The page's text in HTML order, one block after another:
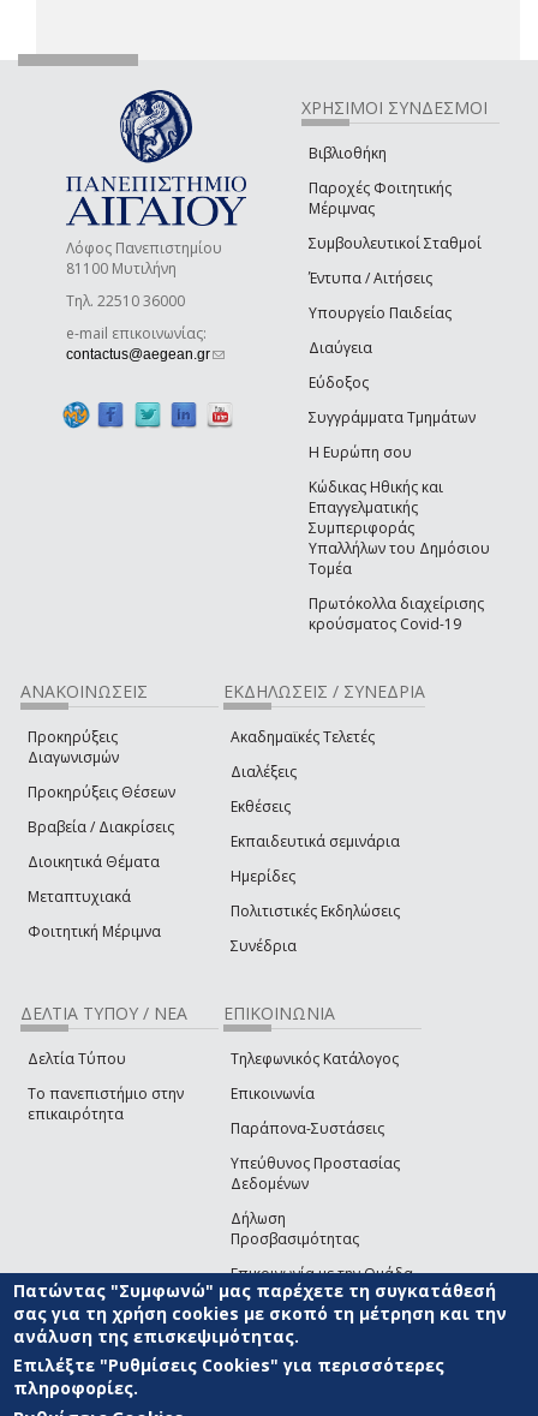
Λόφος Πανεπιστημίου
81100 Μυτιλήνη
Τηλ. 22510 36000
e-mail επικοινωνίας:
contactus@aegean.gr(link sends e-mail)
ΧΡΗΣΙΜΟΙ ΣΥΝΔΕΣΜΟΙ
Βιβλιοθήκη
Παροχές Φοιτητικής
Μέριμνας
Συμβουλευτικοί Σταθμοί
Έντυπα / Αιτήσεις
Υπουργείο Παιδείας
Διαύγεια
Εύδοξος
Συγγράμματα Τμημάτων
Η Ευρώπη σου
Κώδικας Ηθικής και
Επαγγελματικής
Συμπεριφοράς
Υπαλλήλων του Δημόσιου
Τομέα
Πρωτόκολλα διαχείρισης
κρούσματος Covid-19
ΑΝΑΚΟΙΝΩΣΕΙΣ
Προκηρύξεις
Διαγωνισμών
Προκηρύξεις Θέσεων
Βραβεία / Διακρίσεις
Διοικητικά Θέματα
Μεταπτυχιακά
Φοιτητική Μέριμνα
ΕΚΔΗΛΩΣΕΙΣ / ΣΥΝΕΔΡΙΑ
Ακαδημαϊκές Τελετές
Διαλέξεις
Εκθέσεις
Εκπαιδευτικά σεμινάρια
Ημερίδες
Πολιτιστικές Εκδηλώσεις
Συνέδρια
ΔΕΛΤΙΑ ΤΥΠΟΥ / ΝΕΑ
Δελτία Τύπου
Το πανεπιστήμιο στην
επικαιρότητα
ΕΠΙΚΟΙΝΩΝΙΑ
Τηλεφωνικός Κατάλογος
Επικοινωνία
Παράπονα-Συστάσεις
Υπεύθυνος Προστασίας
Δεδομένων
Δήλωση
Προσβασιμότητας
Επικοινωνία με την Ομάδα
Ανάπτυξης του site(link sends e-mail)
© ΠΑΝΕΠΙΣΤΗΜΙΟ ΑΙΓΑΙΟΥ ΟΡΟΙ ΧΡΗΣΗΣ
ΑΝΑΠΤΥΞΗΣ
Πατώντας "Συμφωνώ" μας παρέχετε τη συγκατάθεσή
σας για τη χρήση cookies με σκοπό τη μέτρηση και την
ανάλυση της επισκεψιμότητας.
Επιλέξτε "Ρυθμίσεις Cookies" για περισσότερες
πληροφορίες.